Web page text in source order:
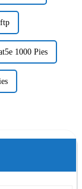
1000 Pies